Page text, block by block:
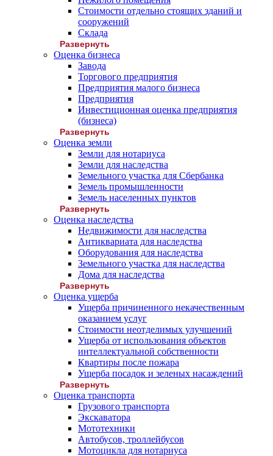
Стоимости отдельно стоящих зданий и
сооружений
Склада
Развернуть
Оценка бизнеса
Завода
Торгового предприятия
Предприятия малого бизнеса
Предприятия
Инвестиционная оценка предприятия
(бизнеса)
Развернуть
Оценка земли
Земли для нотариуса
Земли для наследства
Земельного участка для Сбербанка
Земель промышленности
Земель населенных пунктов
Развернуть
Оценка наследства
Недвижимости для наследства
Антиквариата для наследства
Оборудования для наследства
Земельного участка для наследства
Дома для наследства
Развернуть
Оценка ущерба
Ущерба причиненного некачественным
оказанием услуг
Стоимости неотделимых улучшений
Ущерба от использования объектов
интеллектуальной собственности
Квартиры после пожара
Ущерба посадок и зеленых насаждений
Развернуть
Оценка транспорта
Грузового транспорта
Экскаватора
Мототехники
Автобусов, троллейбусов
Мотоцикла для нотариуса